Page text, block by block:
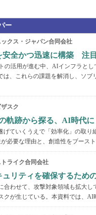
ー
クス・ジャパン合同会社
全かつ迅速に構築 注
の活用が進む中、AIインフラと
は、これらの課題を解消し、ソ
スク
軌跡から探る、AI時代
げていくうえで「効率化」の取
必要な理由と、創造性をブース
ライク合同会社
リティを確保するため
合わせて、攻撃対象領域も拡大
クが生じている。本資料では、AI